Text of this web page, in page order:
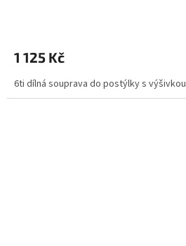
1 125 Kč
6ti dílná souprava do postýlky s výšivkou